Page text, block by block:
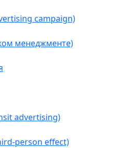
campaign)
менеджменте)
advertising)
person effect)